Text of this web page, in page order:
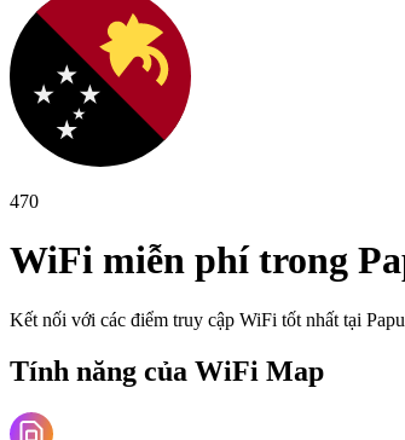
470
WiFi miễn phí trong
Kết nối với các điểm truy cập WiFi tốt nhất tại
Tính năng của WiFi Map